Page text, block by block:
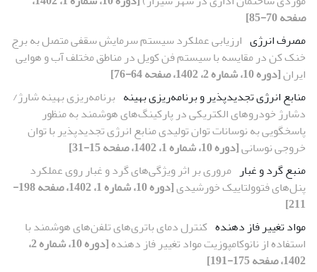
صفحه 70-85]
مصرف انرژی ارزیابی عملکرد سیستم سرمایش سقفی متصل به برج
خنک کن در مقایسه با سیستم فن کویل در مناطق مختلف آب و هوایی
ایران[دوره 10، شماره 2، 1402، صفحه 64-76]
منابع انرژی تجدیدپذیر و برنامه‌ریزی بهینه برنامه‌ریزی بهینه شارژ/
دشارژ خودروهای الکتریکی در پارکینگ‌های هوشمند به منظور
پاسخگویی به نوسانات توان تولیدی منابع انرژی تجدیدپذیر با توان
خروجی نوسانی[دوره 10، شماره 1، 1402، صفحه 15-31]
منبع گرد و غبار مروری بر اثر ویژگی‌های گرد و غبار روی عملکرد
پنل‌های فتوولتاییک خورشیدی
[دوره 10، شماره 1، 1402، صفحه 198-
211]
مواد تغییر فاز دهنده کنترل دمای باتری‌های تلفن‌های هوشمند با
استفاده از نانوکامپوزیت مواد تغییر فاز دهنده
[دوره 10، شماره 2،
1402، صفحه 175-191]